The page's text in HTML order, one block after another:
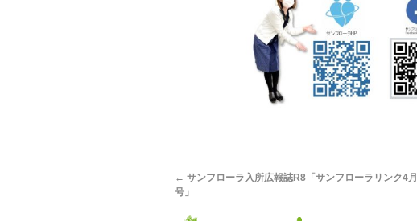
← サンフローラ入所広報誌R8「サンフローラリンク4月
号」